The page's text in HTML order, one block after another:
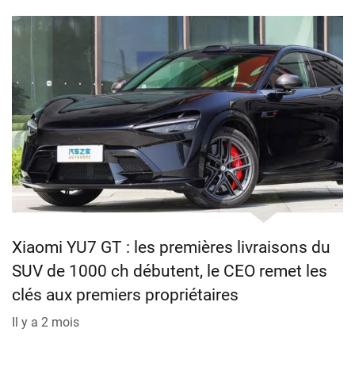
Xiaomi YU7 GT : les premières livraisons du
SUV de 1000 ch débutent, le CEO remet les
clés aux premiers propriétaires
Il y a 2 mois